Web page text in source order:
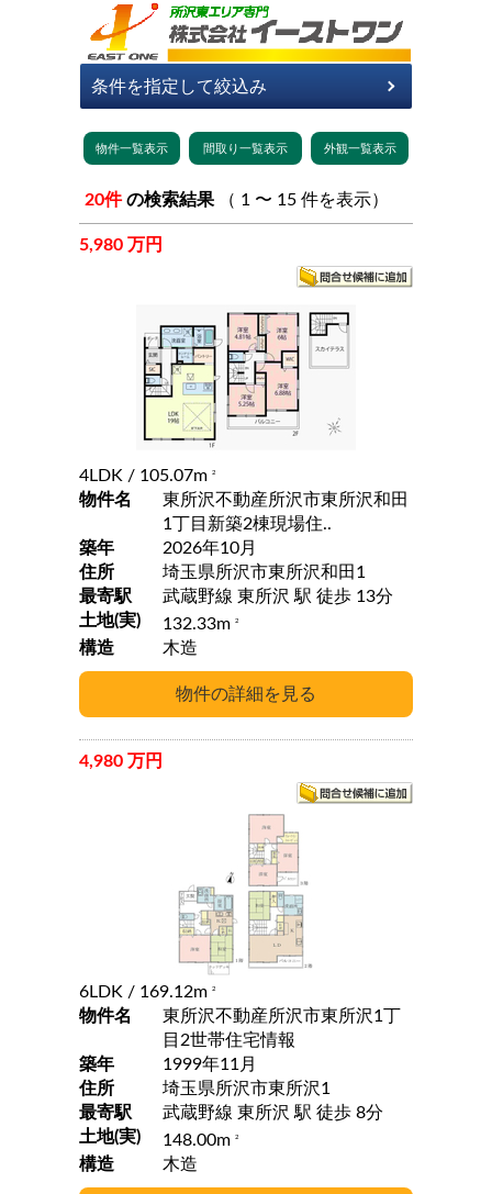
20件 の検索結果 （ 1 〜 15 件を表示）
5,980 万円
4LDK / 105.07m 2
物件名
東所沢不動産所沢市東所沢和田
1丁目新築2棟現場住..
築年
2026年10月
住所
埼玉県所沢市東所沢和田1
最寄駅
武蔵野線 東所沢 駅 徒歩 13分
土地(実)
132.33m 2
構造 木造
4,980 万円
6LDK / 169.12m 2
物件名
東所沢不動産所沢市東所沢1丁
目2世帯住宅情報
築年
1999年11月
住所
埼玉県所沢市東所沢1
最寄駅
武蔵野線 東所沢 駅 徒歩 8分
土地(実)
148.00m 2
構造 木造